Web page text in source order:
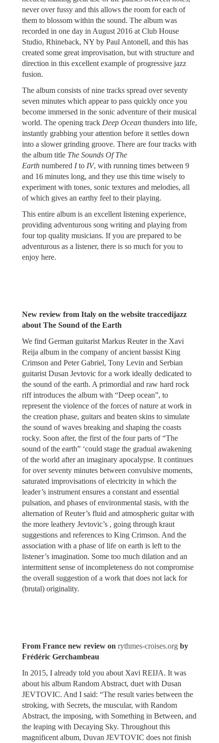
never over fussy and this allows the room for each of
them to blossom within the sound. The album was
recorded in one day in August 2016 at Club House
Studio, Rhineback, NY by Paul Antonell, and this has
created some great improvisation, but with structure and
direction in this excellent example of progressive jazz
fusion.
The album consists of nine tracks spread over seventy
seven minutes which appear to pass quickly once you
become immersed in the sonic adventure of their musical
world. The opening track Deep Ocean thunders into life,
instantly grabbing your attention before it settles down
into a slower grinding groove. There are four tracks with
the album title The Sounds Of The
Earth numbered Ito IV, with running times between 9
and 16 minutes long, and they use this time wisely to
experiment with tones, sonic textures and melodies, all
of which gives an earthy feel to their playing.
This entire album is an excellent listening experience,
providing adventurous song writing and playing from
four top quality musicians. If you are prepared to be
adventurous as a listener, there is so much for you to
enjoy here.
New review from Italy on the website traccedijazz
about The Sound of the Earth
We find German guitarist Markus Reuter in the Xavi
Reija album in the company of ancient bassist King
Crimson and Peter Gabriel, Tony Levin and Serbian
guitarist Dusan Jevtovic for a work ideally dedicated to
the sound of the earth. A primordial and raw hard rock
riff introduces the album with “Deep ocean”, to
represent the violence of the forces of nature at work in
the creation phase, guitars and beaten skins to simulate
the sound of waves breaking and shaping the coasts
rocky. Soon after, the first of the four parts of “The
sound of the earth” ‘could stage the gradual awakening
of the world after an imaginary apocalypse. It continues
for over seventy minutes between convulsive moments,
saturated improvisations of electricity in which the
leader’s instrument ensures a constant and essential
pulsation, and phases of environmental stasis, with the
alternation of Reuter’s fluid and atmospheric guitar with
the more leathery Jevtovic’s , going through kraut
suggestions and references to King Crimson. And the
association with a phase of life on earth is left to the
listener’s imagination. Some too much dilation and an
intermittent sense of incompleteness do not compromise
the overall suggestion of a work that does not lack for
(brutal) originality.
From France new review on rythmes-croises.org by
Frédéric Gerchambeau
In 2015, I already told you about Xavi REIJA. It was
about his album Random Abstract, duet with Dusan
JEVTOVIC. And I said: “The result varies between the
stroking, with Secrets, the muscular, with Random
Abstract, the imposing, with Something in Between, and
the leaping with Decaying Sky. Throughout this
magnificent album, Duvan JEVTOVIC does not finish